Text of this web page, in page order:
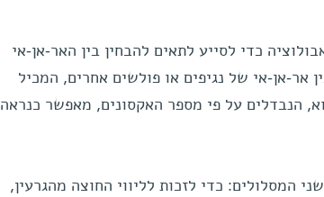
כדי לסייע לתאים להבחין בין האר-אן-אי
אן-אי של נגיפים או פולשים אחרים, המכיל
הנבדלים על פי מספר האקסונים, מאפשר כנראה
המסלולים: כדי לזכות לליווי החוצה מהגרעין,